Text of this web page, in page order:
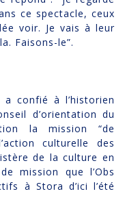
ce spectacle, ceux
voir. Je vais à leur
Faisons-le”.
confié à l’historien
d’orientation du
la mission “de
culturelle des
de la culture en
mission que l’Obs
à Stora d’ici l’été